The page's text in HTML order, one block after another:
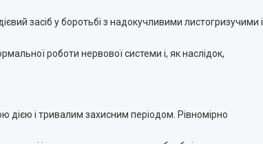
засіб у боротьбі з надокучливими листогризучими і
роботи нервової системи і, як наслідок,
дією і тривалим захисним періодом. Рівномірно